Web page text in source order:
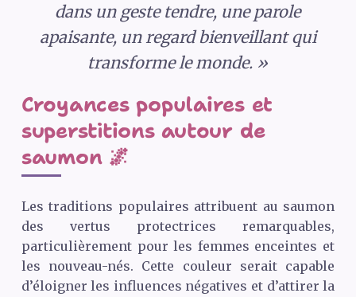
dans un geste tendre, une parole
apaisante, un regard bienveillant qui
transforme le monde. »
Croyances populaires et
superstitions autour de
saumon 🌌
Les traditions populaires attribuent au saumon
des vertus protectrices remarquables,
particulièrement pour les femmes enceintes et
les nouveau-nés. Cette couleur serait capable
d’éloigner les influences négatives et d’attirer la